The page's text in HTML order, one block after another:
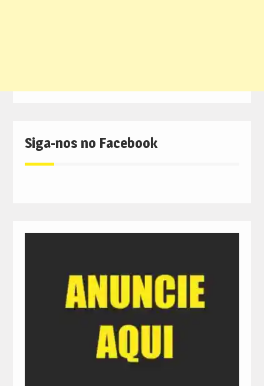
Siga-nos no Facebook